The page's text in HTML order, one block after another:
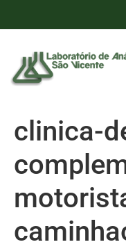
clinica-